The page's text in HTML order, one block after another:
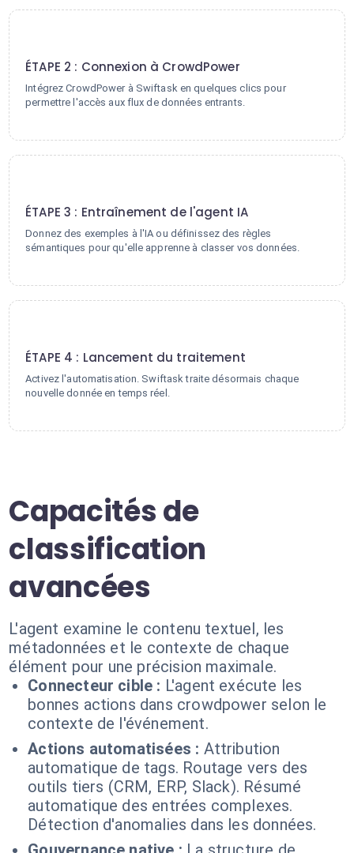
ÉTAPE 2 : Connexion à CrowdPower
Intégrez CrowdPower à Swiftask en quelques clics pour
permettre l'accès aux flux de données entrants.
ÉTAPE 3 : Entraînement de l'agent IA
Donnez des exemples à l'IA ou définissez des règles
sémantiques pour qu'elle apprenne à classer vos données.
ÉTAPE 4 : Lancement du traitement
Activez l'automatisation. Swiftask traite désormais chaque
nouvelle donnée en temps réel.
Capacités de
classification
avancées
L'agent examine le contenu textuel, les
métadonnées et le contexte de chaque
élément pour une précision maximale.
Connecteur cible : L'agent exécute les
bonnes actions dans crowdpower selon le
contexte de l'événement.
Actions automatisées : Attribution
automatique de tags. Routage vers des
outils tiers (CRM, ERP, Slack). Résumé
automatique des entrées complexes.
Détection d'anomalies dans les données.